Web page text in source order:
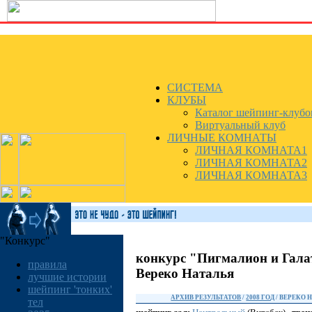
СИСТЕМА
КЛУБЫ
Каталог шейпинг-
Виртуальный клуб
ЛИЧНЫЕ КОМНАТЫ
ЛИЧНАЯ КОМНАТА1
ЛИЧНАЯ КОМНАТА2
ЛИЧНАЯ КОМНАТА3
"Конкурс"
правила
лучшие истории
шейпинг 'тонких'
тел
конкурс "Пигмалион и
Вереко Наталья
АРХИВ РЕЗУЛЬТАТОВ /2008 ГОД / ВЕРЕКО